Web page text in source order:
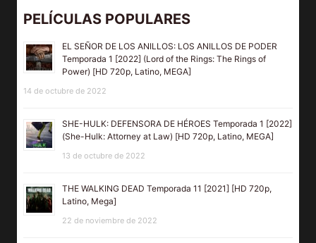
PELÍCULAS POPULARES
EL SEÑOR DE LOS ANILLOS: LOS ANILLOS DE PODER
Temporada 1 [2022] (Lord of the Rings: The Rings of
Power) [HD 720p, Latino, MEGA]
14 de octubre de 2022
SHE-HULK: DEFENSORA DE HÉROES Temporada 1 [2022]
(She-Hulk: Attorney at Law) [HD 720p, Latino, MEGA]
13 de octubre de 2022
THE WALKING DEAD Temporada 11 [2021] [HD 720p,
Latino, Mega]
22 de noviembre de 2022